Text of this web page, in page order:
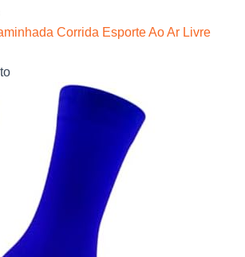
Corrida Esporte Ao Ar Livre